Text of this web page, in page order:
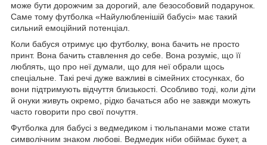
може бути дорожчим за дорогий, але безособовий подарунок.
Саме тому футболка «Найулюбленішій бабусі» має такий
сильний емоційний потенціал.
Коли бабуся отримує цю футболку, вона бачить не просто
принт. Вона бачить ставлення до себе. Вона розуміє, що її
люблять, що про неї думали, що для неї обрали щось
спеціальне. Такі речі дуже важливі в сімейних стосунках, бо
вони підтримують відчуття близькості. Особливо тоді, коли діти
й онуки живуть окремо, рідко бачаться або не завжди можуть
часто говорити про свої почуття.
Футболка для бабусі з ведмедиком і тюльпанами може стати
символічним знаком любові. Ведмедик ніби обіймає букет, а